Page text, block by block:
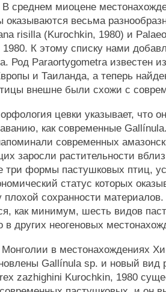
среднем миоцене
оказываются весьма
risilla (Kurochkin, 1980) и
К этому списку нами
Род Paraortygometra известен
и Таиланда, а теперь
внешне были схожи с
цевки указывает, что
как современные
современных
заросли растительности
три формы пастушковых птиц,
статус которых
сохранности
как минимум, шесть видов
в других неогеновых
в местонахождениях
Gallínula sp. и новый вид
zazhighini Kurochkin, 1980